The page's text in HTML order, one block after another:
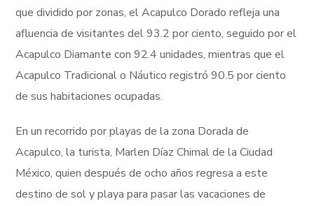
que dividido por zonas, el Acapulco Dorado refleja una
afluencia de visitantes del 93.2 por ciento, seguido por el
Acapulco Diamante con 92.4 unidades, mientras que el
Acapulco Tradicional o Náutico registró 90.5 por ciento
de sus habitaciones ocupadas.
En un recorrido por playas de la zona Dorada de
Acapulco, la turista, Marlen Díaz Chimal de la Ciudad
México, quien después de ocho años regresa a este
destino de sol y playa para pasar las vacaciones de